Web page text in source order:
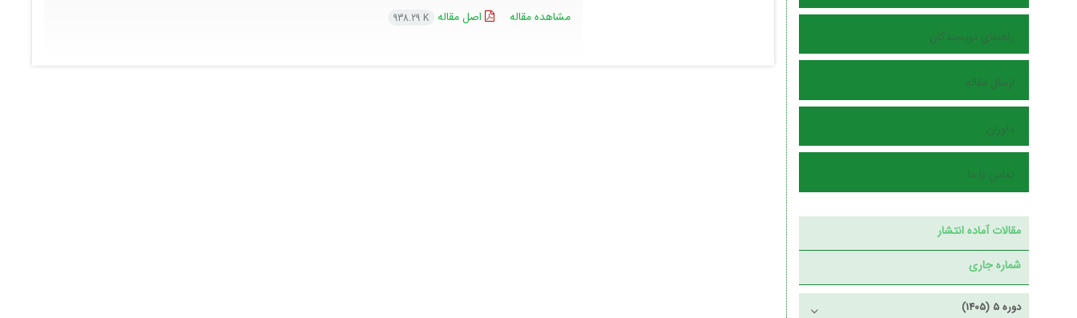
راهنمای نویسندگان
ارسال مقاله
داوران
تماس با ما
مقالات آماده انتشار
شماره جاری
دوره 5 (1405)
مشاهده مقاله اصل مقاله 938.29 K